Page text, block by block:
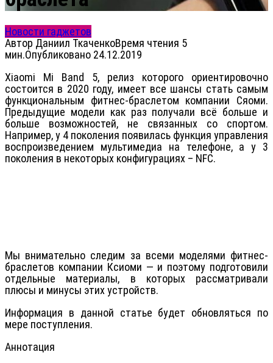
Новости гаджетов
Автор Даниил ТкаченкоВремя чтения 5
мин.Опубликовано 24.12.2019
Xiaomi Mi Band 5, релиз которого ориентировочно
состоится в 2020 году, имеет все шансы стать самым
функциональным фитнес-браслетом компании Сяоми.
Предыдущие модели как раз получали всё больше и
больше возможностей, не связанных со спортом.
Например, у 4 поколения появилась функция управления
воспроизведением мультимедиа на телефоне, а у 3
поколения в некоторых конфигурациях – NFC.
Мы внимательно следим за всеми моделями фитнес-
браслетов компании Ксиоми — и поэтому подготовили
отдельные материалы, в которых рассматривали
плюсы и минусы этих устройств.
Информация в данной статье будет обновляться по
мере поступления.
Аннотация